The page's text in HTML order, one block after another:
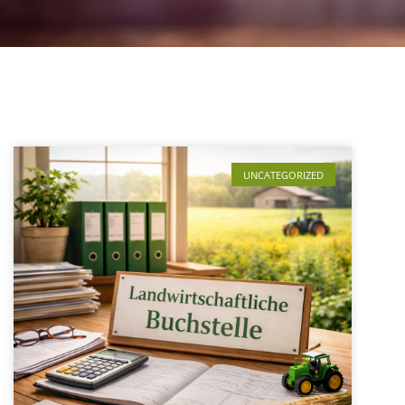
UNCATEGORIZED